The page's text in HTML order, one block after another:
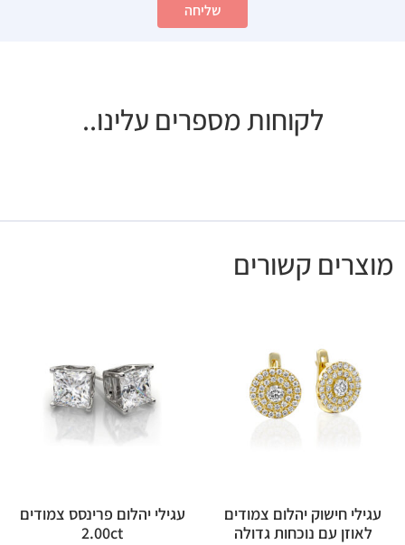
שליחה
לקוחות מספרים עלינו..
מוצרים קשורים
עגילי חישוק יהלום צמודים
לאוזן עם נוכחות גדולה
עגילי יהלום פרינסס צמודים
2.00ct